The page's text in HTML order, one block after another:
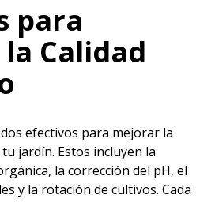
para
Calidad
efectivos para mejorar la
jardín. Estos incluyen la
la corrección del pH, el
y la rotación de cultivos. Cada